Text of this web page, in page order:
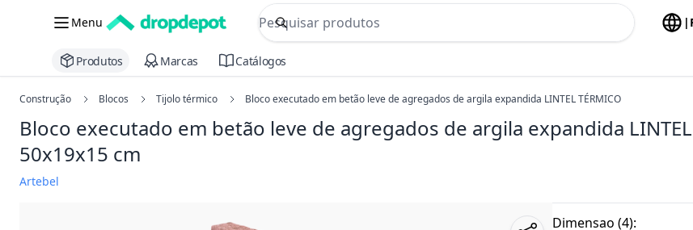
Menu
commerce search no header
Procurar
|
Produtos Marcas Catálogos
Construção Blocos Tijolo térmico Bloco executado em betão leve de agregados de argila expandida LINTEL TÉRMICO
Bloco executado em betão leve de agregados de argila expandida LINTEL
50x19x15 cm
Artebel
Dimensao (4):